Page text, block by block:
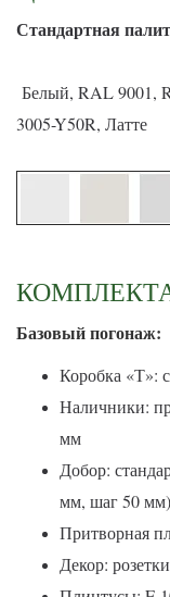
Стандартная
Белый, RAL 9001,
3005-Y50R, Латте
Базовый погонаж:
Коробка «Т»:
Наличники:
мм
Добор:
мм, шаг 50 мм)
Притворная
Декор: